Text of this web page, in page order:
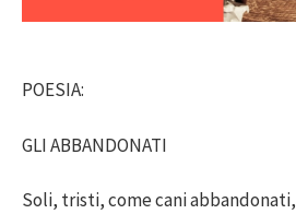
POESIA:
GLI ABBANDONATI
Soli, tristi, come cani abbandonati,